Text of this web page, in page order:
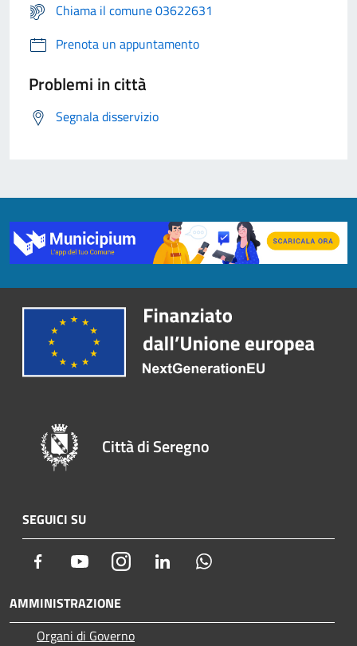
Chiama il comune 03622631
Prenota un appuntamento
Problemi in città
Segnala disservizio
Città di Seregno
SEGUICI SU
Facebook YoutubeInstagram LinkedIn
AMMINISTRAZIONE
Organi di Governo